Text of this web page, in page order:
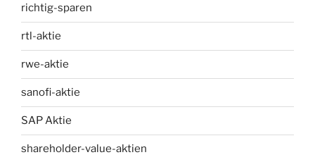
richtig-sparen
rtl-aktie
rwe-aktie
sanofi-aktie
SAP Aktie
shareholder-value-aktien